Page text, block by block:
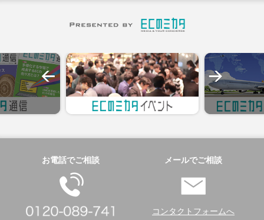
お電話でご相談 メールでご相談
コンタクトフォームへ